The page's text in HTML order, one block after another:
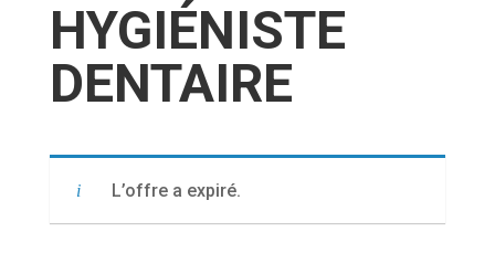
HYGIÉNISTE
DENTAIRE
L’offre a expiré.